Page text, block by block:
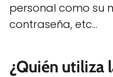
personal como su
contraseña, etc...
¿Quién utiliza